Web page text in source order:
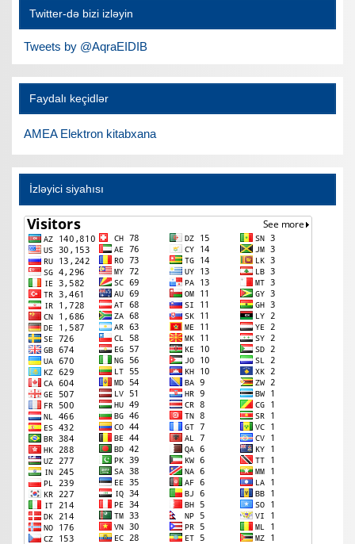
Twitter-də bizi izləyin
Tweets by @AqraEIDIB
Faydalı keçidlər
AMEA Elektron kitabxana
İzləyici siyahısı